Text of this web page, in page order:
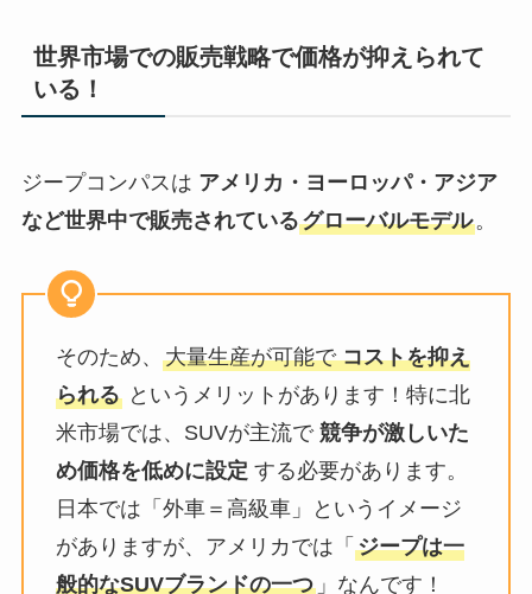
世界市場での販売戦略で価格が抑えられて
いる！
ジープコンパスは アメリカ・ヨーロッパ・アジア
など世界中で販売されているグローバルモデル。
そのため、 大量生産が可能でコストを抑え
られるというメリットがあります！特に北
米市場では、SUVが主流で 競争が激しいた
め価格を低めに設定 する必要があります。
日本では「外車＝高級車」というイメージ
がありますが、アメリカでは「 ジープは一
般的なSUVブランドの一つ」なんです！